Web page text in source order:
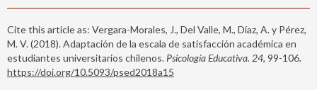
Cite this article as: Vergara-Morales, J., Del Valle, M., Díaz, A. y Pérez,
M. V. (2018). Adaptación de la escala de satisfacción académica en
estudiantes universitarios chilenos. Psicología Educativa. 24, 99-106.
https://doi.org/10.5093/psed2018a15